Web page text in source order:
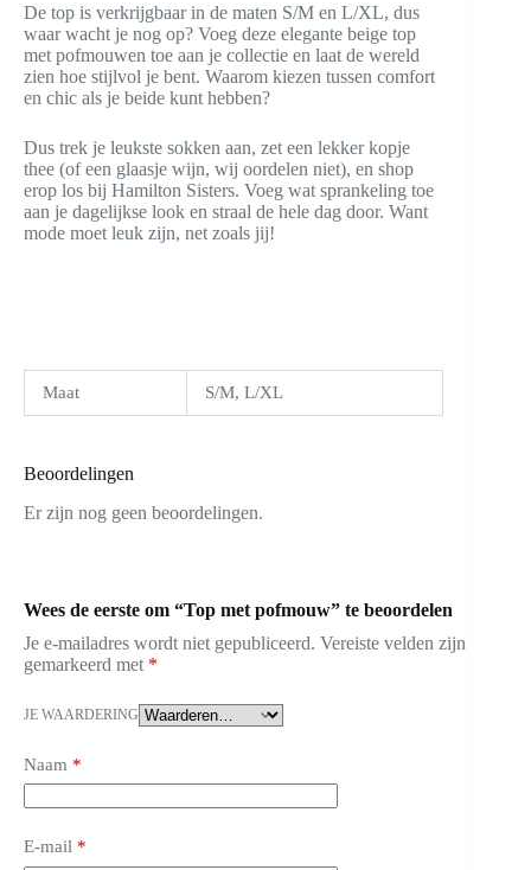
De top is verkrijgbaar in de maten S/M en L/XL, dus
waar wacht je nog op? Voeg deze elegante beige top
met pofmouwen toe aan je collectie en laat de wereld
zien hoe stijlvol je bent. Waarom kiezen tussen comfort
en chic als je beide kunt hebben?
Dus trek je leukste sokken aan, zet een lekker kopje
thee (of een glaasje wijn, wij oordelen niet), en shop
erop los bij Hamilton Sisters. Voeg wat sprankeling toe
aan je dagelijkse look en straal de hele dag door. Want
mode moet leuk zijn, net zoals jij!
Maat S/M, L/XL
Beoordelingen
Er zijn nog geen beoordelingen.
Wees de eerste om “Top met pofmouw” te beoordelen
Je e-mailadres wordt niet gepubliceerd. Vereiste velden zijn
gemarkeerd met *
JE WAARDERING
Naam *
E-mail *